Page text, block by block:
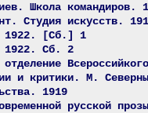
Школа командиров.
Студия искусств.
1922. [Сб.] 1
1922. Сб. 2
и критики. М.
1919
русской